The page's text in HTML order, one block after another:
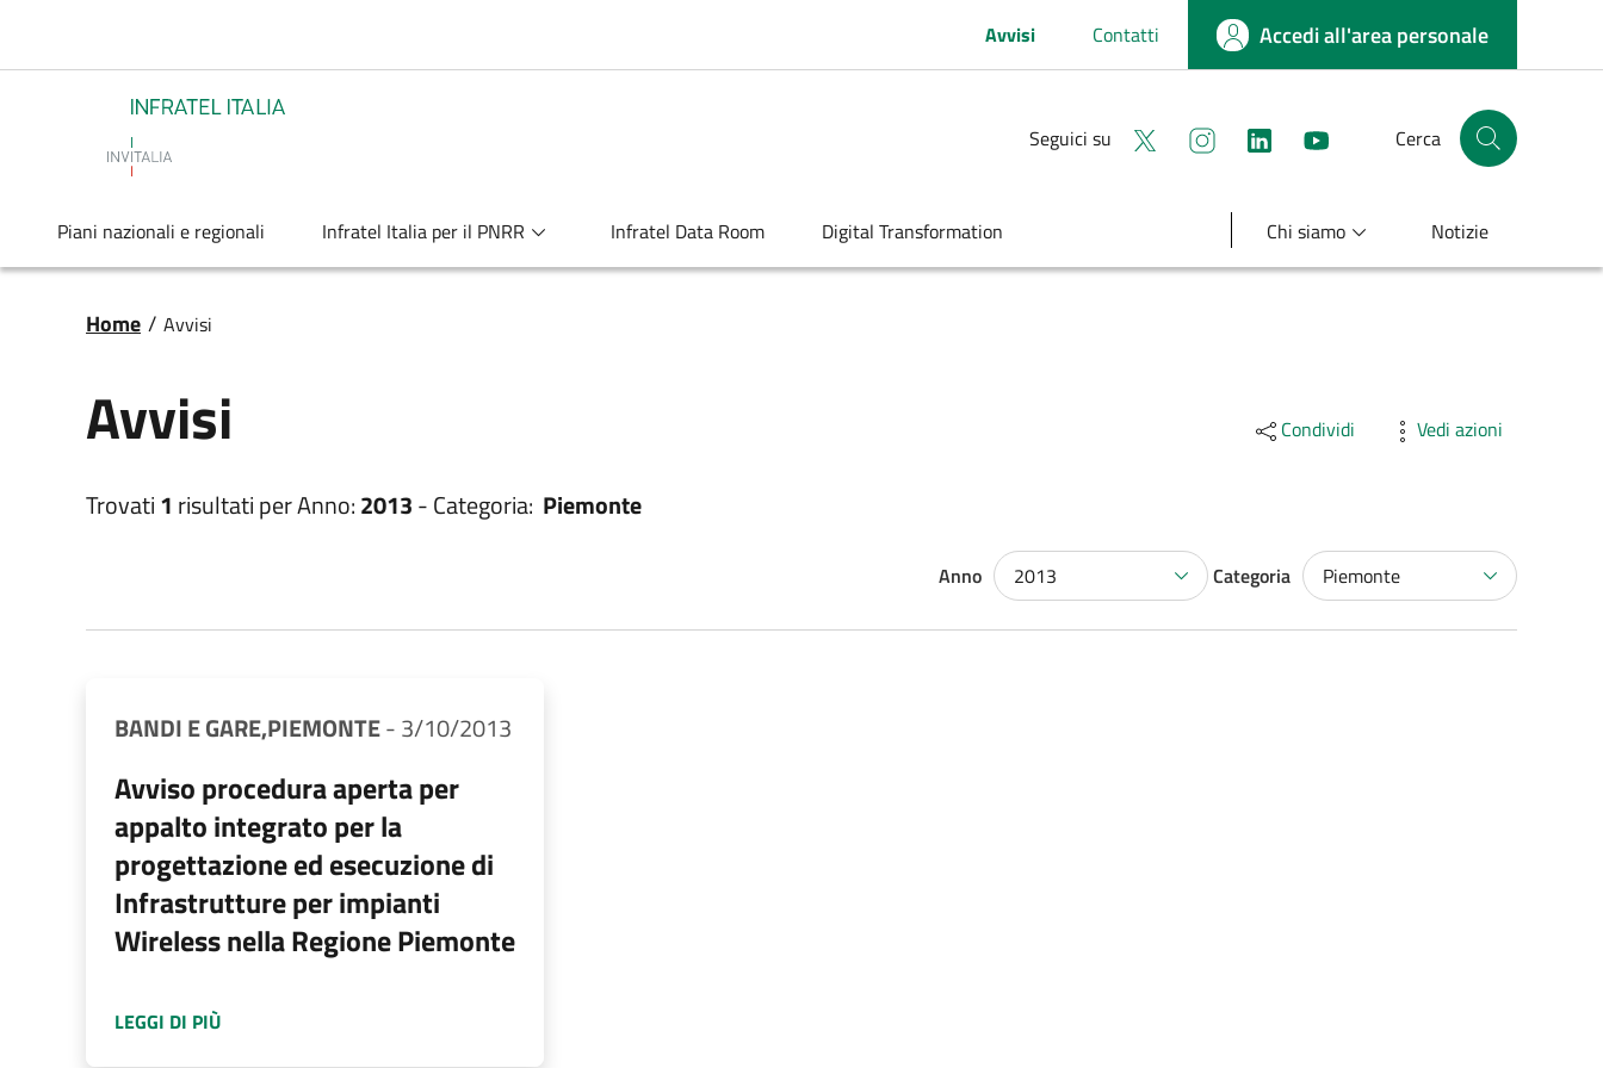
Avvisi Contatti Accedi all'area personale
Infratel Seguici su Seguici su XSeguici su instagram
linkedin youtubeCerca Cerca nel sito
Piani nazionali e regionali Infratel Italia per il PNRR Infratel Data Room Digital Transformation Chi siamo Notizie
Briciole di pane
Home / Avvisi
Avvisi Condividi Vedi azioni
Trovati1 risultati perAnno:2013-Categoria: Piemonte
Anno 2013 Categoria Piemonte
BANDI E GARE,PIEMONTE-3/10/2013
Avviso procedura aperta per
appalto integrato per la
progettazione ed esecuzione di
Infrastrutture per impianti
Wireless nella Regione Piemonte
LEGGI DI PIÙ